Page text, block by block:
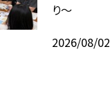
り～
2026/08/02